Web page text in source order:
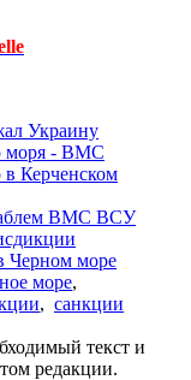
Украину
моря - ВМС
Керченском
ВМС ВСУ
Черном море
море,
, санкции
текст и
редакции.